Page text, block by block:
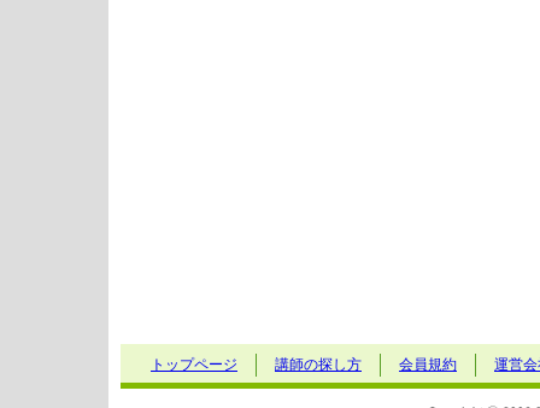
トップページ 講師の探し方 会員規約 運営